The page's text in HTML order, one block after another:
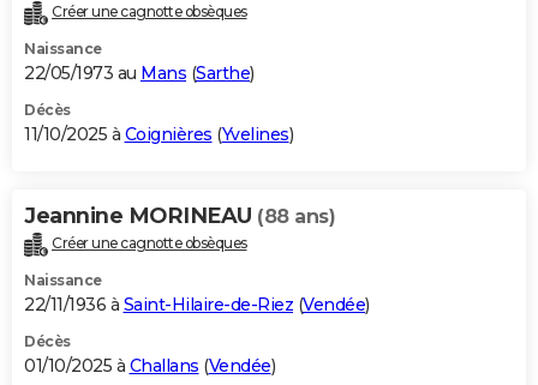
Créer une cagnotte obsèques
Naissance
22/05/1973 au Mans (Sarthe)
Décès
11/10/2025 à Coignières (Yvelines)
Jeannine MORINEAU (88 ans)
Créer une cagnotte obsèques
Naissance
22/11/1936 à Saint-Hilaire-de-Riez (Vendée)
Décès
01/10/2025 à Challans (Vendée)